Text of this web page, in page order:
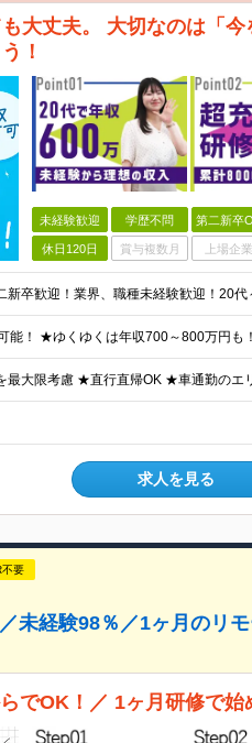
大丈夫。 大切なのは「今
！
未経験歓迎 学歴不問 第二新卒
休日120日 賞与複数月 上場企業
求人を見る
不要
未経験98％／1ヶ月のリ
でOK！／ 1ヶ月研修で